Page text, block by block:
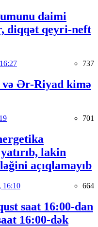
daimi
diqqət qeyri-neft
737
Ər-Riyad kimə
701
lakin
açıqlamayıb
16:10 664
saat 16:00-dan
16:00-dək